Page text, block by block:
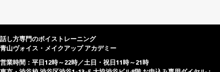
話し方専門のボイストレーニング
青山ヴォイス・メイクアップ アカデミー
営業時間：平日12時～22時／土日・祝日11時～21時